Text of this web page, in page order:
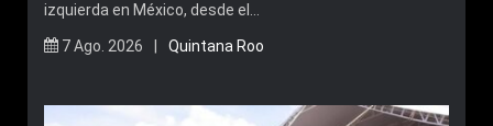
izquierda en México, desde el…
7 Ago. 2026 | Quintana Roo